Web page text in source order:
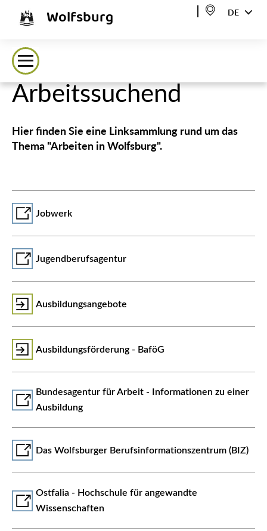
Wolfsburg DE
Arbeitssuchend
Hier finden Sie eine Linksammlung rund um das
Thema "Arbeiten in Wolfsburg".
Jobwerk
Jugendberufsagentur
Ausbildungsangebote
Ausbildungsförderung - BaföG
Bundesagentur für Arbeit - Informationen zu einer
Ausbildung
Das Wolfsburger Berufsinformationszentrum (BIZ)
Ostfalia - Hochschule für angewandte
Wissenschaften